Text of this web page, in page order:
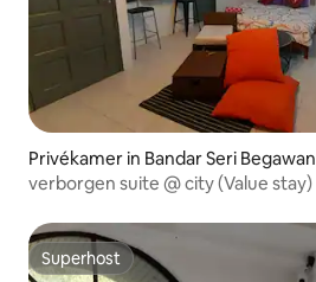
Privékamer in Bandar Seri Begawan
verborgen suite @ city (Value stay)
Superhost
Superhost